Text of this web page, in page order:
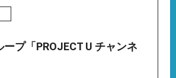
ープ「PROJECT U チャンネ